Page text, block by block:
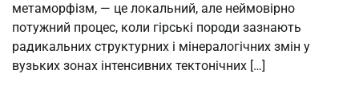
метаморфізм, — це локальний, але неймовірно
потужний процес, коли гірські породи зазнають
радикальних структурних і мінералогічних змін у
вузьких зонах інтенсивних тектонічних […]